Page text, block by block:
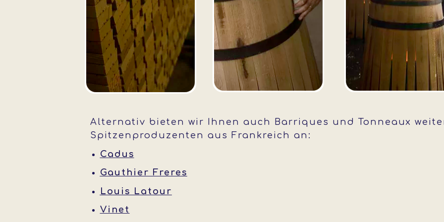
Alternativ bieten wir Ihnen auch Barriques und Tonneaux
Spitzenproduzenten aus Frankreich an:
Cadus
Gauthier Freres
Louis Latour
Vinet